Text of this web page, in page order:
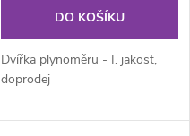
DO KOŠÍKU
Dvířka plynoměru - I. jakost,
doprodej